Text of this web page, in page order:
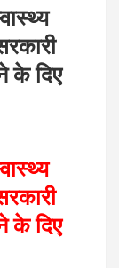
के दिए
के दिए